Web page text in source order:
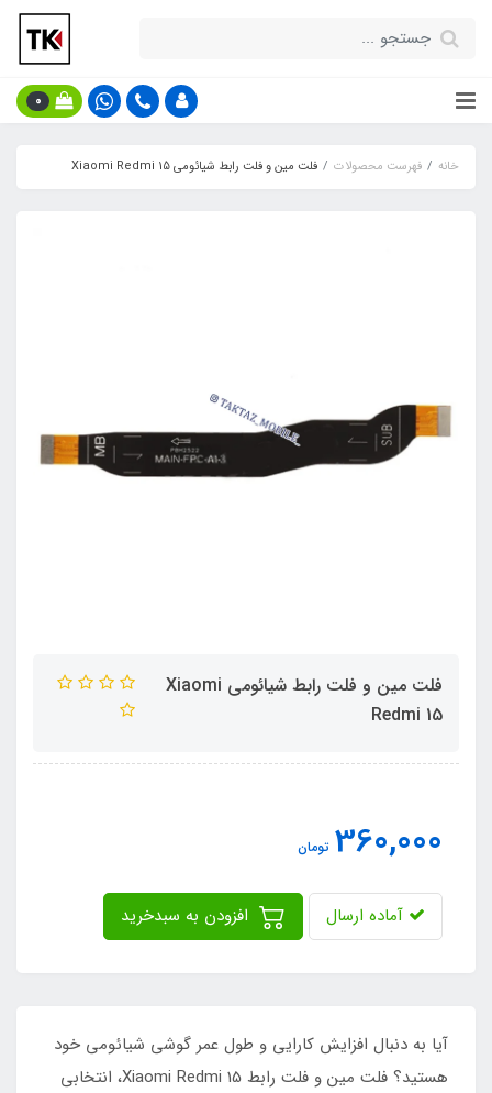
0
خانه فهرست محصولات فلت مین و فلت رابط شیائومی Xiaomi Redmi 15
فلت مین و فلت رابط شیائومی Xiaomi
Redmi 15
360,000 تومان
آماده ارسال
آیا به دنبال افزایش کارایی و طول عمر گوشی شیائومی خود
هستید؟ فلت مین و فلت رابط Xiaomi Redmi 15، انتخابی